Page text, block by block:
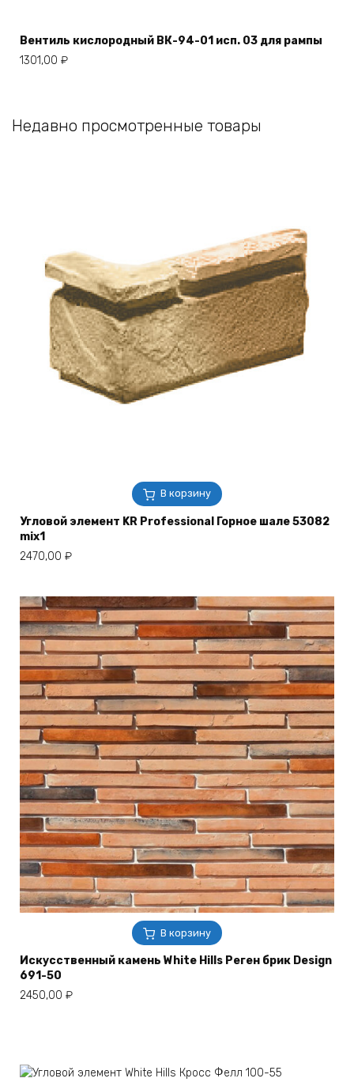
Вентиль кислородный ВК-94-01 исп. 03 для рампы
1301,00 ₽
Недавно просмотренные товары
В корзину
Угловой элемент KR Professional Горное шале 53082
mix1
2470,00 ₽
В корзину
Искусственный камень White Hills Реген брик Design
691-50
2450,00 ₽